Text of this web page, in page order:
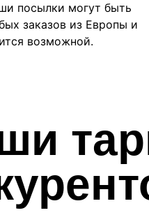
посылки могут быть
заказов из Европы и
возможной.